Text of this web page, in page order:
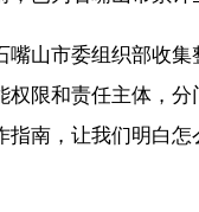
市委组织部收集
限和责任主体，
南，让我们明白